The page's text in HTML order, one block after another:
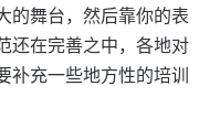
的舞台，然后靠你的表
还在完善之中，各地对
充一些地方性的培训